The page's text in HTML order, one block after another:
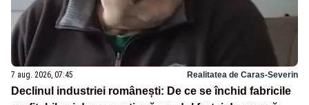
7 aug. 2026, 07:45 Realitatea de Caras-Severin
Declinul industriei românești: De ce se închid fabricile